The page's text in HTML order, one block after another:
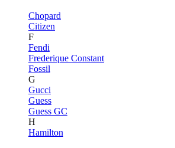
Chopard
Citizen
F
Fendi
Frederique Constant
Fossil
G
Gucci
Guess
Guess GC
H
Hamilton